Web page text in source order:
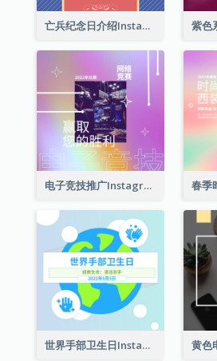
亡兵纪念日介绍Instagram帖子
电子竞技推广Instagram帖子
世界手部卫生日Instagram帖子